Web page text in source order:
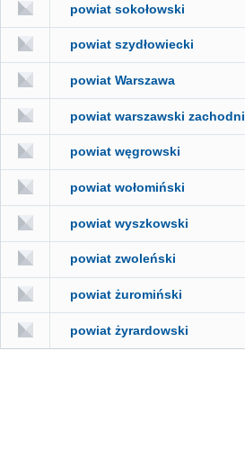
powiat sokołowski
powiat szydłowiecki
powiat Warszawa
powiat warszawski zachodni
powiat węgrowski
powiat wołomiński
powiat wyszkowski
powiat zwoleński
powiat żuromiński
powiat żyrardowski